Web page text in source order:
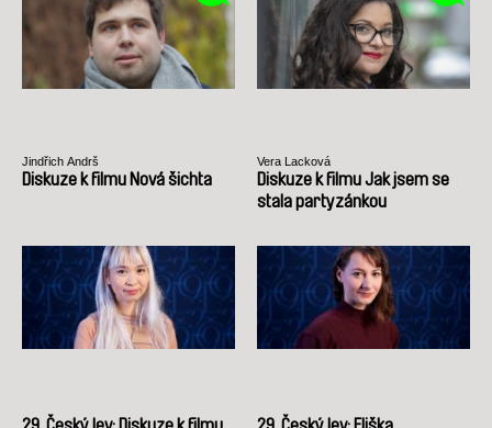
Jindřich Andrš
Diskuze k filmu Nová šichta
Vera Lacková
Diskuze k filmu Jak jsem se
stala partyzánkou